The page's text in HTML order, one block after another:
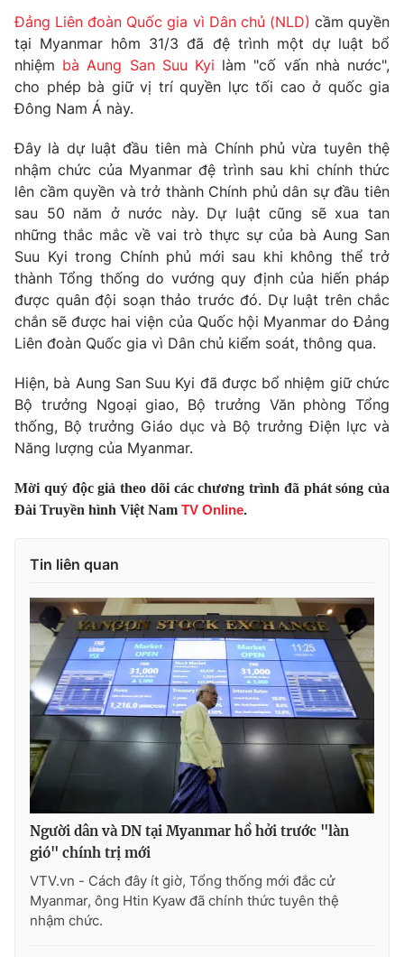
Thế giới đó đây
Câu chuyện quốc tế
Kinh tế
Tài chính
Thị trường
Góc doanh nghiệp
Dữ liệu và đời sống
Truyền hình
Phim VTV
Hậu trường
Nhân vật
Khán giả
Giải sao mai
Giải trí
Điện ảnh
Âm nhạc
Sao
Đời sống
Du lịch
Làm đẹp
Chất lượng cuộc sống
Giáo dục
Tuyển sinh
Học trực tuyến
Công nghệ
Sản phẩm
Thị trường
Giao lưu trực tuyến
Lịch phát sóng
Chuyên mục khác
Video Shorts video
VTV Money VTV Thể thao
VTV Sức khoẻ Bất động sản
Thị trường 24h Tấm lòng Việt
VTV4
VTV9 VTV8
Đảng Liên đoàn Quốc gia vì Dân chủ (NLD) cầm quyền
tại Myanmar hôm 31/3 đã đệ trình một dự luật bổ
nhiệm bà Aung San Suu Kyi làm "cố vấn nhà nước",
cho phép bà giữ vị trí quyền lực tối cao ở quốc gia
Đông Nam Á này.
Đây là dự luật đầu tiên mà Chính phủ vừa tuyên thệ
nhậm chức của Myanmar đệ trình sau khi chính thức
lên cầm quyền và trở thành Chính phủ dân sự đầu tiên
sau 50 năm ở nước này. Dự luật cũng sẽ xua tan
những thắc mắc về vai trò thực sự của bà Aung San
Suu Kyi trong Chính phủ mới sau khi không thể trở
thành Tổng thống do vướng quy định của hiến pháp
được quân đội soạn thảo trước đó. Dự luật trên chắc
chắn sẽ được hai viện của Quốc hội Myanmar do Đảng
Liên đoàn Quốc gia vì Dân chủ kiểm soát, thông qua.
Hiện, bà Aung San Suu Kyi đã được bổ nhiệm giữ chức
Bộ trưởng Ngoại giao, Bộ trưởng Văn phòng Tổng
thống, Bộ trưởng Giáo dục và Bộ trưởng Điện lực và
Năng lượng của Myanmar.
Mời quý độc giả theo dõi các chương trình đã phát sóng của
Đài Truyền hình Việt Nam TV Online.
Tin liên quan
Người dân và DN tại Myanmar hồ hởi trước "làn
gió" chính trị mới
VTV.vn - Cách đây ít giờ, Tổng thống mới đắc cử
Myanmar, ông Htin Kyaw đã chính thức tuyên thệ
nhậm chức.